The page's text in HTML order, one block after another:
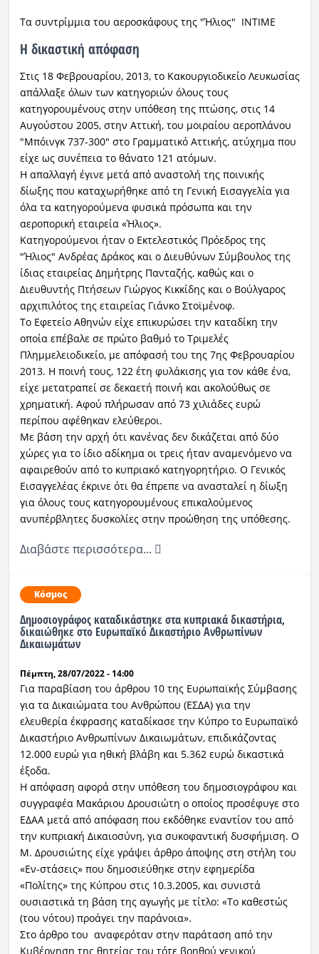
Τα συντρίμμια του αεροσκάφους της "Ήλιος" ΙΝΤΙΜΕ
Η δικαστική απόφαση
Στις 18 Φεβρουαρίου, 2013, το Κακουργιοδικείο Λευκωσίας
απάλλαξε όλων των κατηγοριών όλους τους
κατηγορουμένους στην υπόθεση της πτώσης, στις 14
Αυγούστου 2005, στην Αττική, του μοιραίου αεροπλάνου
"Μπόινγκ 737-300" στο Γραμματικό Αττικής, ατύχημα που
είχε ως συνέπεια το θάνατο 121 ατόμων.
Η απαλλαγή έγινε μετά από αναστολή της ποινικής
δίωξης που καταχωρήθηκε από τη Γενική Εισαγγελία για
όλα τα κατηγορούμενα φυσικά πρόσωπα και την
αεροπορική εταιρεία «Ήλιος».
Κατηγορούμενοι ήταν ο Εκτελεστικός Πρόεδρος της
"Ήλιος" Ανδρέας Δράκος και ο Διευθύνων Σύμβουλος της
ίδιας εταιρείας Δημήτρης Πανταζής, καθώς και ο
Διευθυντής Πτήσεων Γιώργος Κικκίδης και ο Βούλγαρος
αρχιπιλότος της εταιρείας Γιάνκο Στοϊμένοφ.
Το Εφετείο Αθηνών είχε επικυρώσει την καταδίκη την
οποία επέβαλε σε πρώτο βαθμό το Τριμελές
Πλημμελειοδικείο, με απόφασή του της 7ης Φεβρουαρίου
2013. Η ποινή τους, 122 έτη φυλάκισης για τον κάθε ένα,
είχε μετατραπεί σε δεκαετή ποινή και ακολούθως σε
χρηματική. Αφού πλήρωσαν από 73 χιλιάδες ευρώ
περίπου αφέθηκαν ελεύθεροι.
Με βάση την αρχή ότι κανένας δεν δικάζεται από δύο
χώρες για το ίδιο αδίκημα οι τρεις ήταν αναμενόμενο να
αφαιρεθούν από το κυπριακό κατηγορητήριο. Ο Γενικός
Εισαγγελέας έκρινε ότι θα έπρεπε να ανασταλεί η δίωξη
για όλους τους κατηγορουμένους επικαλούμενος
ανυπέρβλητες δυσκολίες στην προώθηση της υπόθεσης.
Διαβάστε περισσότερα...
Κόσμος
Δημοσιογράφος καταδικάστηκε στα κυπριακά δικαστήρια,
δικαιώθηκε στο Ευρωπαϊκό Δικαστήριο Ανθρωπίνων
Δικαιωμάτων
Πέμπτη, 28/07/2022 - 14:00
Για παραβίαση του άρθρου 10 της Ευρωπαϊκής Σύμβασης
για τα Δικαιώματα του Ανθρώπου (ΕΣΔΑ) για την
ελευθερία έκφρασης καταδίκασε την Κύπρο το Ευρωπαϊκό
Δικαστήριο Ανθρωπίνων Δικαιωμάτων, επιδικάζοντας
12.000 ευρώ για ηθική βλάβη και 5.362 ευρώ δικαστικά
έξοδα.
Η απόφαση αφορά στην υπόθεση του δημοσιογράφου και
συγγραφέα Μακάριου Δρουσιώτη ο οποίος προσέφυγε στο
ΕΔΑΑ μετά από απόφαση που εκδόθηκε εναντίον του από
την κυπριακή Δικαιοσύνη, για συκοφαντική δυσφήμιση. Ο
Μ. Δρουσιώτης είχε γράψει άρθρο άποψης στη στήλη του
«Εν-στάσεις» που δημοσιεύθηκε στην εφημερίδα
«Πολίτης» της Κύπρου στις 10.3.2005, και συνιστά
ουσιαστικά τη βάση της αγωγής με τίτλο: «Το καθεστώς
(του νότου) προάγει την παράνοια».
Στο άρθρο του αναφερόταν στην παράταση από την
Κυβέρνηση της θητείας του τότε βοηθού γενικού